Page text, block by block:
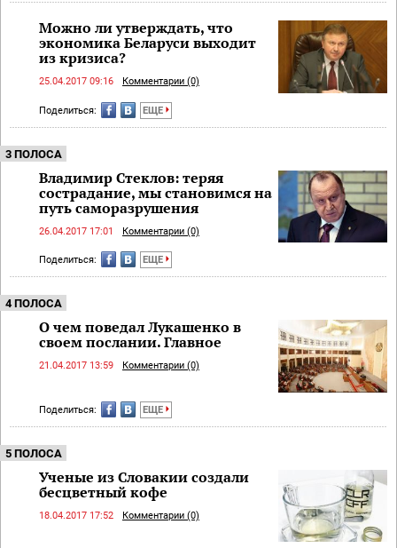
Можно ли утверждать, что
экономика Беларуси выходит
из кризиса?
25.04.2017 09:16 Комментарии (0)
Поделиться: ЕЩЕ
3 ПОЛОСА
Владимир Стеклов: теряя
сострадание, мы становимся на
путь саморазрушения
26.04.2017 17:01 Комментарии (0)
Поделиться: ЕЩЕ
4 ПОЛОСА
О чем поведал Лукашенко в
своем послании. Главное
21.04.2017 13:59 Комментарии (0)
Поделиться: ЕЩЕ
5 ПОЛОСА
Ученые из Словакии создали
бесцветный кофе
18.04.2017 17:52 Комментарии (0)